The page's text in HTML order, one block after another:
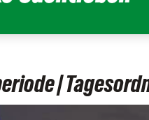
|